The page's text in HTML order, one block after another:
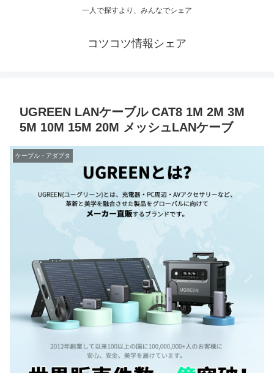
一人で探すより、みんなでシェア
コツコツ情報シェア
UGREEN LANケーブル CAT8 1M 2M 3M
5M 10M 15M 20M メッシュLANケーブ
ケーブル・アダプタ